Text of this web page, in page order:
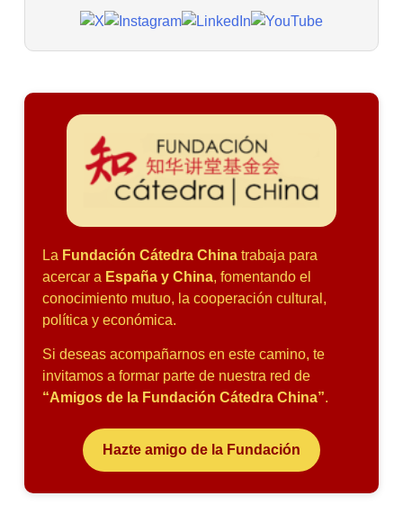
La Fundación Cátedra China trabaja para
acercar a España y China, fomentando el
conocimiento mutuo, la cooperación cultural,
política y económica.
Si deseas acompañarnos en este camino, te
invitamos a formar parte de nuestra red de
“Amigos de la Fundación Cátedra China”.
Hazte amigo de la Fundación